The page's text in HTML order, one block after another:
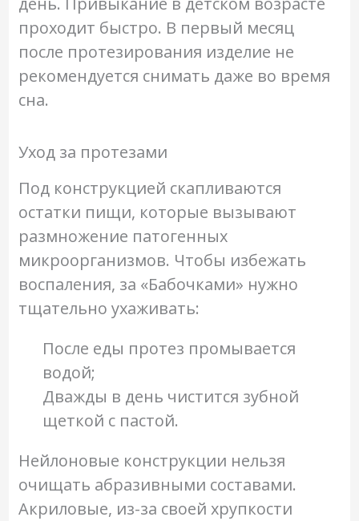
проходит быстро. В первый месяц
после протезирования изделие не
рекомендуется снимать даже во время
сна.
Уход за протезами
Под конструкцией скапливаются
остатки пищи, которые вызывают
размножение патогенных
микроорганизмов. Чтобы избежать
воспаления, за «Бабочками» нужно
тщательно ухаживать:
После еды протез промывается
водой;
Дважды в день чистится зубной
щеткой с пастой.
Нейлоновые конструкции нельзя
очищать абразивными составами.
Акриловые, из-за своей хрупкости